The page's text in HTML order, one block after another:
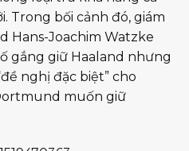
Trong bối cảnh đó, giám
Hans-Joachim Watzke
gắng giữ Haaland nhưng
nghị đặc biệt” cho
muốn giữ